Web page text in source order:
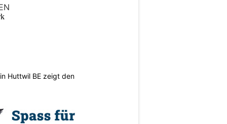
Huttwil BE zeigt den